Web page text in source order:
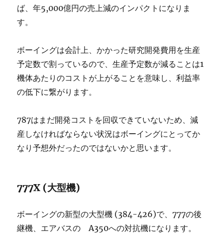
ば、年5,000億円の売上減のインパクトになりま
す。
ボーイングは会計上、かかった研究開発費用を生産
予定数で割っているので、生産予定数が減ることは1
機体あたりのコストが上がることを意味し、利益率
の低下に繋がります。
787はまだ開発コストを回収できていないため、減
産しなければならない状況はボーイングにとってか
なり予想外だったのではないかと思います。
777X (大型機)
ボーイングの新型の大型機 (384-426)で、777の後
継機、エアバスの A350への対抗機になります。